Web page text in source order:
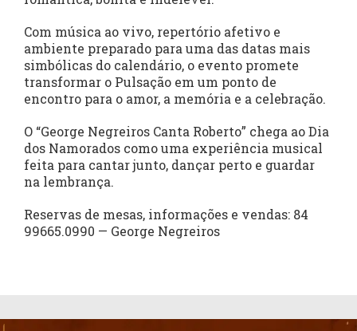
Com música ao vivo, repertório afetivo e
ambiente preparado para uma das datas mais
simbólicas do calendário, o evento promete
transformar o Pulsação em um ponto de
encontro para o amor, a memória e a celebração.
O “George Negreiros Canta Roberto” chega ao Dia
dos Namorados como uma experiência musical
feita para cantar junto, dançar perto e guardar
na lembrança.
Reservas de mesas, informações e vendas: 84
99665.0990 — George Negreiros